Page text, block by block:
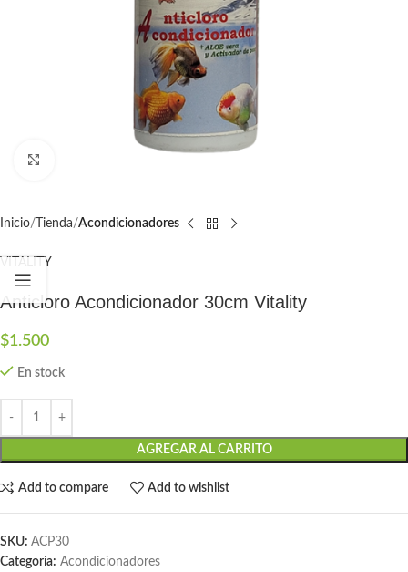
Inicio Tienda Acondicionadores
VITALITY
Anticloro Acondicionador 30cm Vitality
$1.500
En stock
AGREGAR AL CARRITO
Add to compare Add to wishlist
SKU: ACP30
Categoría: Acondicionadores